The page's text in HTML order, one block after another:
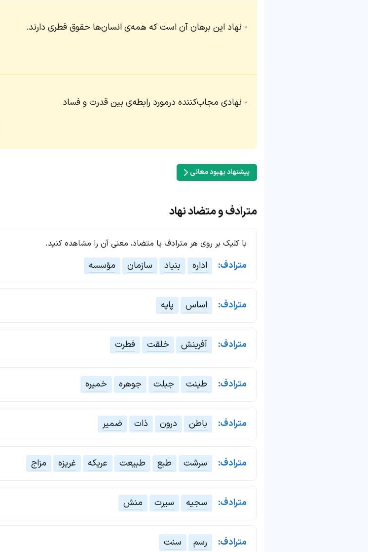
نهاد این برهان آن است که همه‌ی انسان‌ها حقوق فطری دارند.
نهادی مجاب‌کننده درمورد رابطه‌ی بین قدرت و فساد
پیشنهاد بهبود معانی
مترادف و متضاد نهاد
با کلیک بر روی هر مترادف یا متضاد، معنی آن را مشاهده کنید.
مترادف: اداره بنیاد سازمان مؤسسه
مترادف: اساس پایه
مترادف: آفرینش خلقت فطرت
مترادف: طینت جبلت جوهره خمیره
مترادف: باطن درون ذات ضمیر
مترادف: سرشت طبع طبیعت عریکه غریزه مزاج
مترادف: سجیه سیرت منش
مترادف: رسم سنت